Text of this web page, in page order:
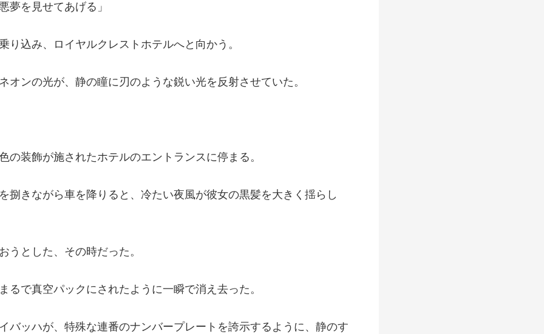
夢を
込み、ロイヤルクレ
光が、静の瞳に刃のよう
飾が施されたホテルの
車を降りると、冷たい夜風が
うとした
真空パックにされたよ
番のナンバープレートを誇示するよう